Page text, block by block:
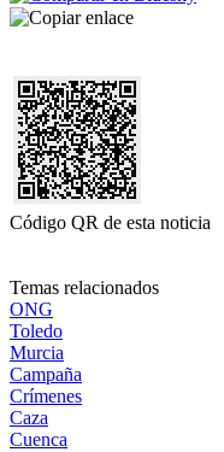
Código QR de esta noticia
Temas relacionados
ONG
Toledo
Murcia
Campaña
Crímenes
Caza
Cuenca